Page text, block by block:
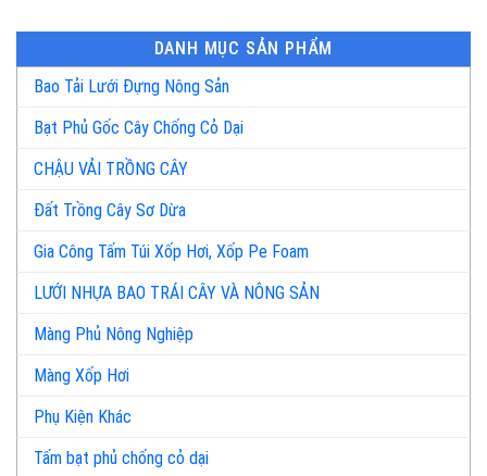
DANH MỤC SẢN PHẨM
Bao Tải Lưới Đựng Nông Sản
Bạt Phủ Gốc Cây Chống Cỏ Dại
CHẬU VẢI TRỒNG CÂY
Đất Trồng Cây Sơ Dừa
Gia Công Tấm Túi Xốp Hơi, Xốp Pe Foam
LƯỚI NHỰA BAO TRÁI CÂY VÀ NÔNG SẢN
Màng Phủ Nông Nghiệp
Màng Xốp Hơi
Phụ Kiện Khác
Tấm bạt phủ chống cỏ dại